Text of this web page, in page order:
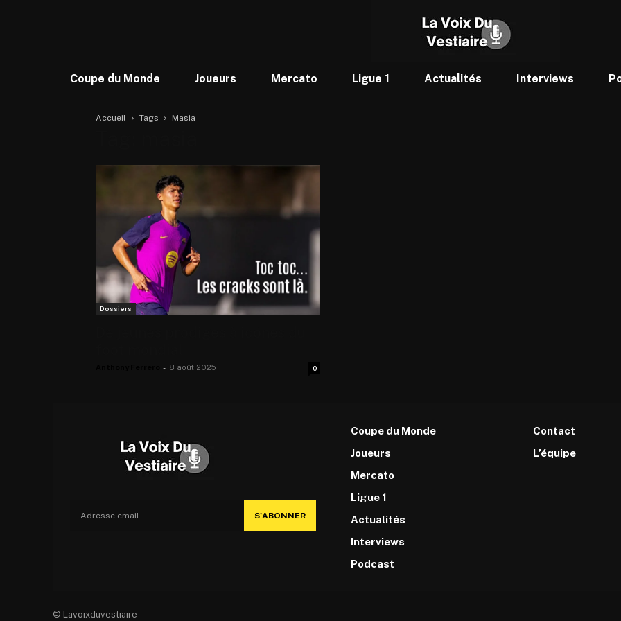
Coupe du Monde Joueurs Mercato Ligue 1 Actualités Interviews
Accueil Tags Masia
Dossiers
- 8 août 2025 0
S'ABONNER
Coupe du Monde
Joueurs
Mercato
Ligue 1
Actualités
Interviews
Podcast
Contact
L’équipe
© Lavoixduvestiaire